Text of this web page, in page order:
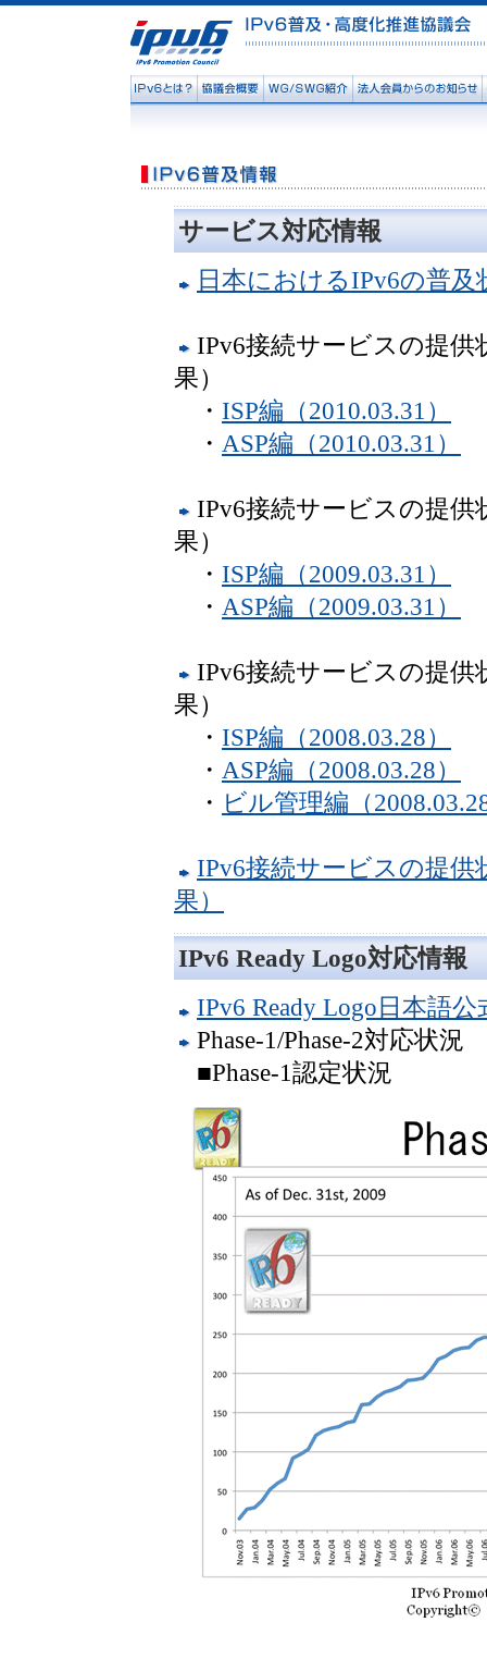
サービス対応情報
日本におけるIPv6の普及
IPv6接続サービスの提供
果）
・ ISP編（2010.03.31）
・ ASP編（2010.03.31）
IPv6接続サービスの提供
果）
・ ISP編（2009.03.31）
・ ASP編（2009.03.31）
IPv6接続サービスの提供
果）
・ ISP編（2008.03.28）
・ ASP編（2008.03.28）
・ ビル管理編（
IPv6接続サービスの提供
果）
IPv6 Ready Logo対応情報
IPv6 Ready Logo日本語
Phase-1/Phase-2対応状況
■Phase-1認定状況